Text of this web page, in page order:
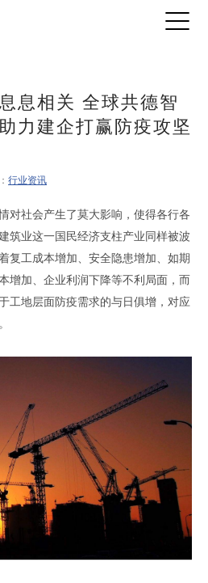
息相关 全球共德智
力建企打赢防疫攻坚
行业资讯
对社会产生了莫大影响 ， 使得各行各
筑业这一国民经济支柱产业同样被波
复工成本增加、安全隐患增加、如期
增加、企业利润下降等不利局面 ， 而
工地层面防疫需求的与日俱增 ， 对应
。